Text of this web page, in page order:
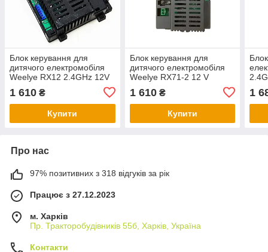
Блок керування для
дитячого електромобіля
Weelye RX12 2.4GHz 12V
1 610 ₴
Купити
Блок керування для
дитячого електромобіля
Weelye RX71-2 12 V
1 610₴
Купити
1
Про нас
97% позитивних з 318 відгуків за рік
Працює з 27.12.2023
м. Харків
Пр. Тракторобудiвникiв 55б, Харків, Україна
Контакти